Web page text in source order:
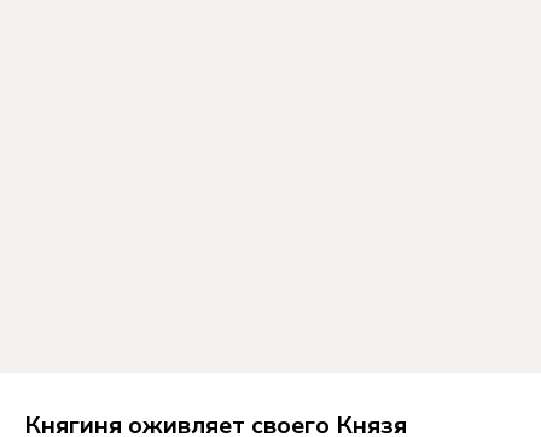
Княгиня оживляет своего Князя